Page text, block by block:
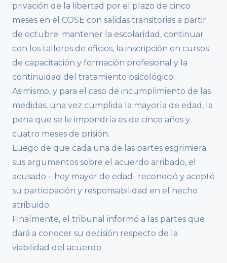
privación de la libertad por el plazo de cinco
meses en el COSE con salidas transitorias a partir
de octubre; mantener la escolaridad, continuar
con los talleres de oficios, la inscripción en cursos
de capacitación y formación profesional y la
continuidad del tratamiento psicológico.
Asimismo, y para el caso de incumplimiento de las
medidas, una vez cumplida la mayoría de edad, la
pena que se le impondría es de cinco años y
cuatro meses de prisión.
Luego de que cada una de las partes esgrimiera
sus argumentos sobre el acuerdo arribado, el
acusado – hoy mayor de edad- reconoció y aceptó
su participación y responsabilidad en el hecho
atribuido.
Finalmente, el tribunal informó a las partes que
dará a conocer su decisión respecto de la
viabilidad del acuerdo.